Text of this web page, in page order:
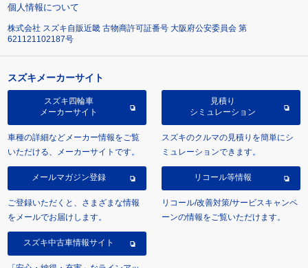
個人情報について
株式会社 スズキ自販近畿 古物商許可証番号 大阪府公安委員会 第
621121102187号
スズキメーカーサイト
スズキ四輪車
メーカーサイト
車種の詳細などメーカー情報をご覧
いただける、メーカーサイトです。
見積り
シミュレーション
スズキのクルマの見積りを簡単にシ
ミュレーションできます。
メールマガジン登録
ご登録いただくと、さまざまな情報
をメールでお届けします。
リコール等情報
リコール/改善対策/サービスキャンペ
ーンの情報をご覧いただけます。
スズキ中古車情報サイト